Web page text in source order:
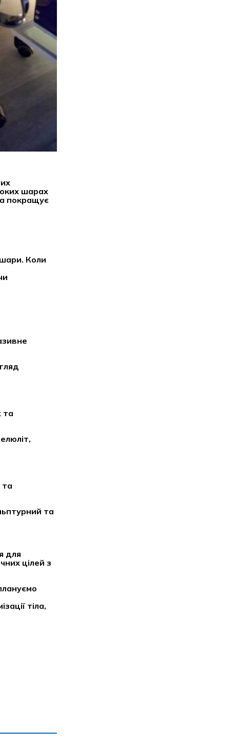
шарах
покращує
Коли
та
та
та
для
цілей з
тіла,